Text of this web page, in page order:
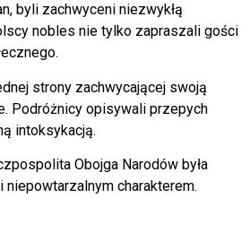
byli zachwyceni niezwykłą
nobles nie tylko zapraszali gości
strony zachwycającej swoją
Podróżnicy opisywali przepych
intoksykacją.
Obojga Narodów była
charakterem.